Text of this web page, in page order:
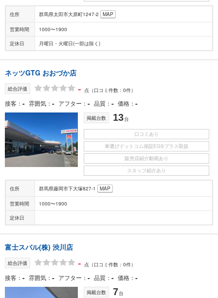
住所 群馬県太田市大原町1247-2 MAP
営業時間 1000〜1900
定休日 月曜日・火曜日(一部は除く)
ネッツGTG おおづか店
総合評価 - 点 （口コミ件数：0件）
接客 - 雰囲気 - アフター - 品質 - 価格 -
掲載台数 13台
口コミあり
車選びドットコム保証EGSプラス取扱
販売店紹介動画あり
スタッフ紹介あり
住所 群馬県藤岡市下大塚827-1 MAP
営業時間 1000〜1900
定休日
富士スバル(株) 渋川店
総合評価 - 点 （口コミ件数：0件）
接客 - 雰囲気 - アフター - 品質 - 価格 -
掲載台数 7台